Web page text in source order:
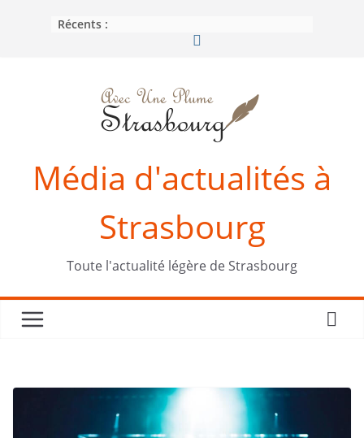
Récents :
Média d'actualités à
Strasbourg
Toute l'actualité légère de Strasbourg